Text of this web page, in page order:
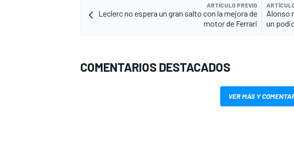
ARTÍCULO PREVIO
Leclerc no espera un gran salto con la mejora de
motor de Ferrari
Alonso
un
COMENTARIOS DESTACADOS
VER MÁS Y